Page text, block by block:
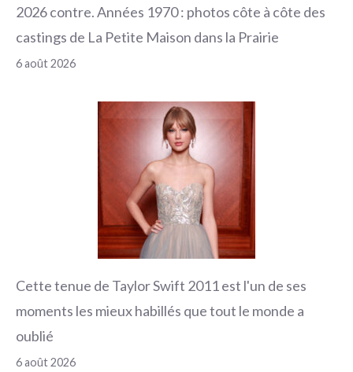
2026 contre. Années 1970 : photos côte à côte des
castings de La Petite Maison dans la Prairie
6 août 2026
Cette tenue de Taylor Swift 2011 est l'un de ses
moments les mieux habillés que tout le monde a
oublié
6 août 2026